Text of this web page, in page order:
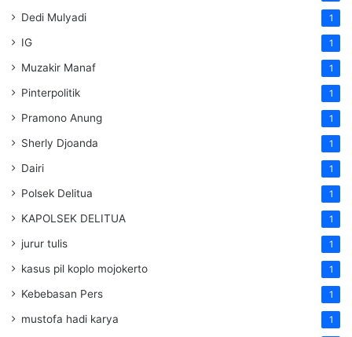
Dedi Mulyadi 1
IG 1
Muzakir Manaf 1
Pinterpolitik 1
Pramono Anung 1
Sherly Djoanda 1
Dairi 1
Polsek Delitua 1
KAPOLSEK DELITUA 1
jurur tulis 1
kasus pil koplo mojokerto 1
Kebebasan Pers 1
mustofa hadi karya 1